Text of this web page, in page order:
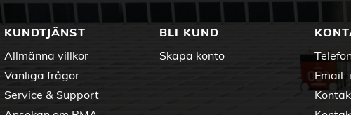
KUNDTJÄNST
Allmänna villkor
Vanliga frågor
Service & Support
BLI KUND
Skapa konto
Email: